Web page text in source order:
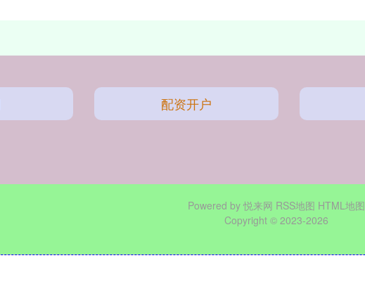
配资开户
Powered by 悦来网 RSS地图 HTML地图
Copyright © 2023-2026